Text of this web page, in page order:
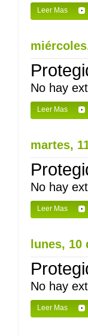
Leer Mas
No hay
Leer Mas
martes,
No hay
Leer Mas
lunes, 10
No hay
Leer Mas